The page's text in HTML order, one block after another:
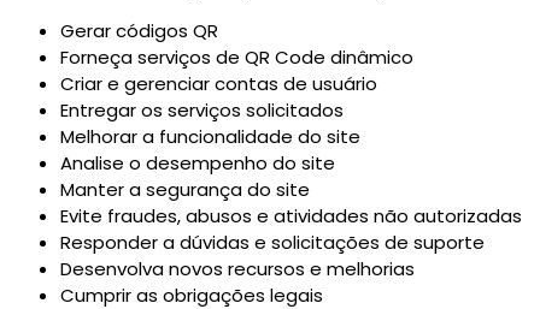
Gerar códigos QR
Forneça serviços de QR Code dinâmico
Criar e gerenciar contas de usuário
Entregar os serviços solicitados
Melhorar a funcionalidade do site
Analise o desempenho do site
Manter a segurança do site
Evite fraudes, abusos e atividades não autorizadas
Responder a dúvidas e solicitações de suporte
Desenvolva novos recursos e melhorias
Cumprir as obrigações legais